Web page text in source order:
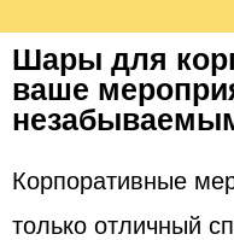
Шары для
ваше
Корпоративные
только отличный